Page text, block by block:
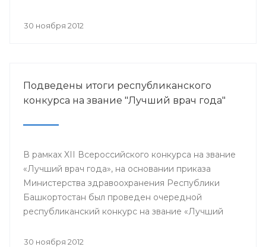
вмешательств.
30 ноября 2012
Подведены итоги республиканского
конкурса на звание "Лучший врач года"
В рамках XII Всероссийского конкурса на звание
«Лучший врач года», на основании приказа
Министерства здравоохранения Республики
Башкортостан был проведен очередной
республиканский конкурс на звание «Лучший
претендента по 23 номинациям из 40
30 ноября 2012